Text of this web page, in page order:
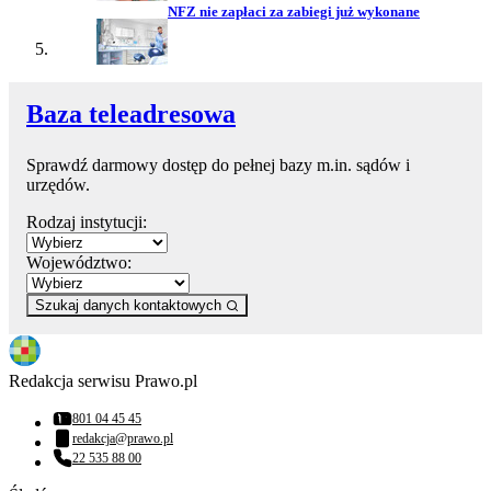
NFZ nie zapłaci za zabiegi już wykonane
Baza teleadresowa
Sprawdź darmowy dostęp do pełnej bazy m.in. sądów i
urzędów.
Rodzaj instytucji:
Województwo:
Szukaj danych kontaktowych
Redakcja serwisu Prawo.pl
Numer telefonu:
801 04 45 45
Adres email:
redakcja@prawo.pl
Numer telefonu:
22 535 88 00